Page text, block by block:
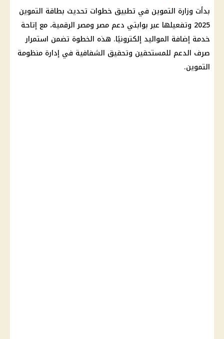
بدأت وزارة التموين في تطبيق خطوات تحديث بطاقة التموين
2025 وتفعيلها عبر بوابتي دعم مصر ومصر الرقمية، مع إتاحة
خدمة إضافة المواليد إلكترونيًا. هذه الخطوة تضمن استمرار
صرف الدعم للمستحقين وتحقيق الشفافية في إدارة منظومة
التموين.